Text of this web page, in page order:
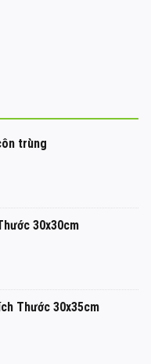
trùng
30x30cm
Thước 30x35cm